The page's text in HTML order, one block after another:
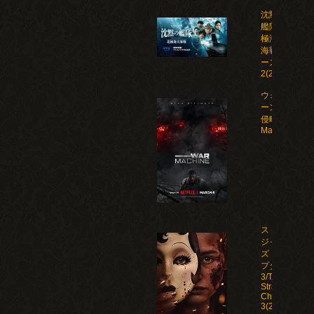
沈黙の
艦隊 北
極海大
海戦 シ
ーズン
2(2026)
ウォー・マシ
ーン: 未知な
侵略者/War
ストレン
ジャー
ズ：チャ
プター
3/The
Strangers:
Chapter
3(2026)